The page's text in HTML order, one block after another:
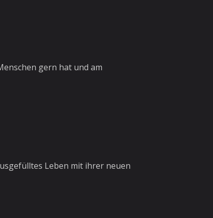
gern hat und am
Leben mit ihrer neuen